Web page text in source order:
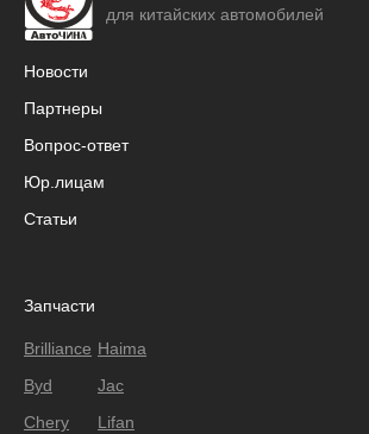
для китайских автомобилей
Новости
Партнеры
Вопрос-ответ
Юр.лицам
Статьи
Запчасти
Brilliance
Byd
Chery
Haima
Jac
Lifan